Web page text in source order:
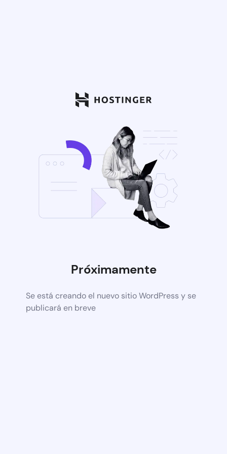
Próximamente
Se está creando el nuevo sitio WordPress y se
publicará en breve